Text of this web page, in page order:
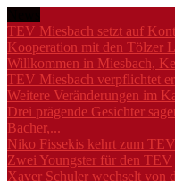
TEV Miesbach setzt auf
Kooperation mit den Tölzer
Willkommen in Miesbach,
TEV Miesbach verpflichtet
Weitere Veränderungen im
Drei prägende Gesichter
Bacher,...
Niko Fissekis kehrt zum
Zwei Youngster für den TEV
Xaver Schuler wechselt von